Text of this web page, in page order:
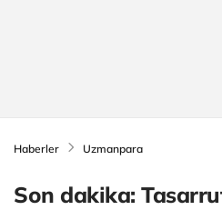
Haberler Uzmanpara
Son dakika: